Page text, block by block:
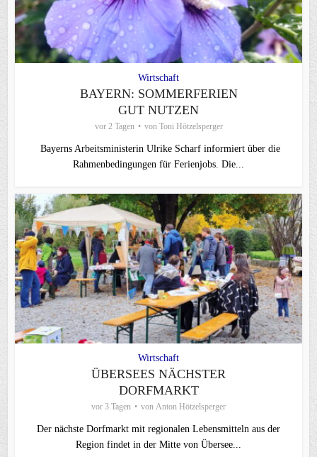
Wirtschaft
BAYERN: SOMMERFERIEN
GUT NUTZEN
vor 2 Tagen von Toni Hötzelsperger
Bayerns Arbeitsministerin Ulrike Scharf informiert über die
Rahmenbedingungen für Ferienjobs. Die...
Wirtschaft
ÜBERSEES NÄCHSTER
DORFMARKT
vor 3 Tagen von Anton Hötzelsperger
Der nächste Dorfmarkt mit regionalen Lebensmitteln aus der
Region findet in der Mitte von Übersee...